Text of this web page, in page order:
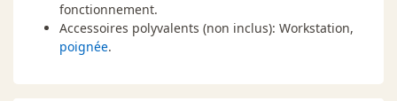
fonctionnement.
Accessoires polyvalents (non inclus): Workstation,
poignée.